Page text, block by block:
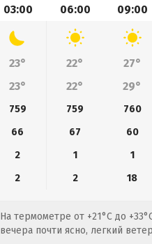
03:00 06:00 09:00
23° 22° 27°
23° 22° 29°
759 759 760
66 67 60
2 1 1
2 2 18
На термометре от +21°C до
вечера почти ясно, легкий